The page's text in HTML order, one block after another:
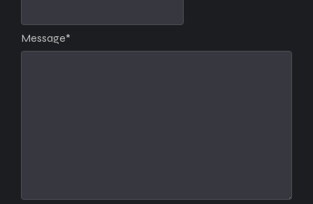
Message*